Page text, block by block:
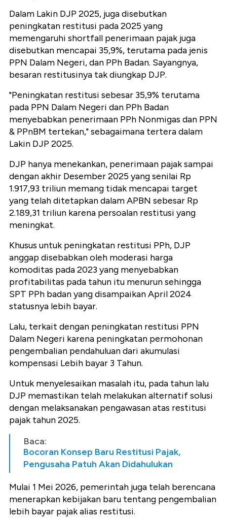
Dalam Lakin DJP 2025, juga disebutkan
peningkatan restitusi pada 2025 yang
memengaruhi shortfall penerimaan pajak juga
disebutkan mencapai 35,9%, terutama pada jenis
PPN Dalam Negeri, dan PPh Badan. Sayangnya,
besaran restitusinya tak diungkap DJP.
"Peningkatan restitusi sebesar 35,9% terutama
pada PPN Dalam Negeri dan PPh Badan
menyebabkan penerimaan PPh Nonmigas dan PPN
& PPnBM tertekan," sebagaimana tertera dalam
Lakin DJP 2025.
DJP hanya menekankan, penerimaan pajak sampai
dengan akhir Desember 2025 yang senilai Rp
1.917,93 triliun memang tidak mencapai target
yang telah ditetapkan dalam APBN sebesar Rp
2.189,31 triliun karena persoalan restitusi yang
meningkat.
Khusus untuk peningkatan restitusi PPh, DJP
anggap disebabkan oleh moderasi harga
komoditas pada 2023 yang menyebabkan
profitabilitas pada tahun itu menurun sehingga
SPT PPh badan yang disampaikan April 2024
statusnya lebih bayar.
Lalu, terkait dengan peningkatan restitusi PPN
Dalam Negeri karena peningkatan permohonan
pengembalian pendahuluan dari akumulasi
kompensasi Lebih bayar 3 Tahun.
Untuk menyelesaikan masalah itu, pada tahun lalu
DJP memastikan telah melakukan alternatif solusi
dengan melaksanakan pengawasan atas restitusi
pajak tahun 2025.
Baca:
Bocoran Konsep Baru Restitusi Pajak,
Pengusaha Patuh Akan Didahulukan
Mulai 1 Mei 2026, pemerintah juga telah berencana
menerapkan kebijakan baru tentang pengembalian
lebih bayar pajak alias restitusi.